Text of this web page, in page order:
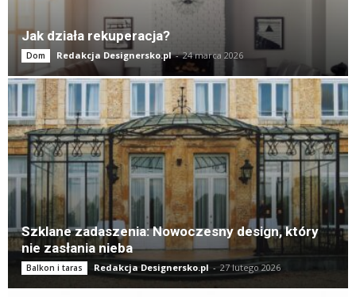
Jak działa rekuperacja?
Dom Redakcja Designersko.pl - 24 marca 2026
Szklane zadaszenia: Nowoczesny design, który
nie zasłania nieba
Balkon i taras Redakcja Designersko.pl - 27 lutego 2026